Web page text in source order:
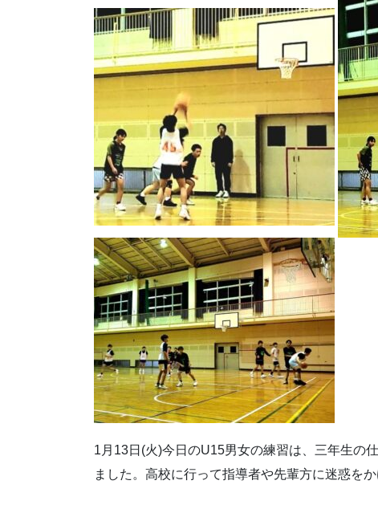
1月13日(火)今日のU15男女の練習は、三年生の
ました。高校に行って指導者や先輩方に迷惑を